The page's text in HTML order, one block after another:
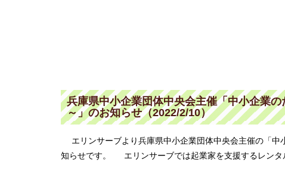
兵庫県中小企業団体中央会主催「中小企業
～」のお知らせ（2022/2/10）
エリンサーブより兵庫県中小企業団体中央会主催の「中
知らせです。 エリンサーブでは起業家を支援するレンタ